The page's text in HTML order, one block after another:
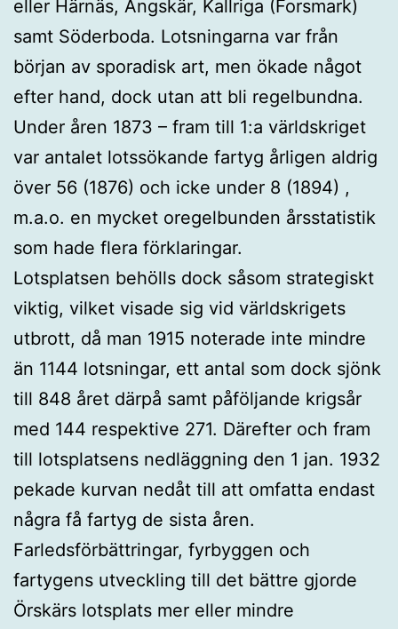
eller Härnäs, Ängskär, Kallriga (Forsmark)
samt Söderboda. Lotsningarna var från
början av sporadisk art, men ökade något
efter hand, dock utan att bli regelbundna.
Under åren 1873 – fram till 1:a världskriget
var antalet lotssökande fartyg årligen aldrig
över 56 (1876) och icke under 8 (1894) ,
m.a.o. en mycket oregelbunden årsstatistik
som hade flera förklaringar.
Lotsplatsen behölls dock såsom strategiskt
viktig, vilket visade sig vid världskrigets
utbrott, då man 1915 noterade inte mindre
än 1144 lotsningar, ett antal som dock sjönk
till 848 året därpå samt påföljande krigsår
med 144 respektive 271. Därefter och fram
till lotsplatsens nedläggning den 1 jan. 1932
pekade kurvan nedåt till att omfatta endast
några få fartyg de sista åren.
Farledsförbättringar, fyrbyggen och
fartygens utveckling till det bättre gjorde
Örskärs lotsplats mer eller mindre